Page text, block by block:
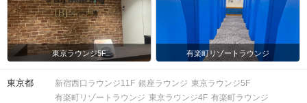
東京ラウンジ5F 有楽町リゾートラウンジ
東京都 新宿西口ラウンジ11F 銀座ラウンジ 東京ラウンジ5F
有楽町リゾートラウンジ 東京ラウンジ4F 有楽町ラウンジ